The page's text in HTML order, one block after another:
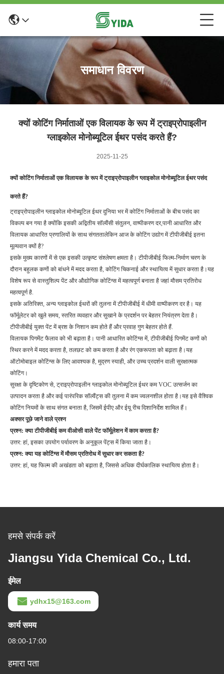
समाधान विवरण
क्यों कोटिंग निर्माताओं एक विलायक के रूप में ट्राइप्रोपाइलीन
ग्लाइकोल मोनोब्यूटिल ईथर पसंद करते हैं?
2025-11-25
क्यों कोटिंग निर्माताओं एक विलायक के रूप में ट्राइप्रोपाइलीन ग्लाइकोल मोनोब्यूटिल ईथर पसंद
करते हैं?
ट्राइप्रोपाइलीन ग्लाइकोल मोनोब्यूटिल ईथर दुनिया भर में कोटिंग निर्माताओं के बीच पसंद का
विकल्प बन गया है क्योंकि इसकी अद्वितीय सॉल्वैंसी संतुलन, वाष्पीकरण दर,पानी आधारित और
विलायक आधारित प्रणालियों के साथ संगततालेकिन आज के कोटिंग उद्योग में टीपीजीबीई इतना
मूल्यवान क्यों है?
इसके मुख्य कारणों में से एक इसकी उत्कृष्ट संश्लेषण क्षमता है। टीपीजीबीई फिल्म-निर्माण चरण के
दौरान बहुलक कणों को बांधने में मदद करता है, कोटिंग चिकनाई और स्थायित्व में सुधार करता है।यह
विशेष रूप से वास्तुशिल्प पेंट और औद्योगिक कोटिंग्स में महत्वपूर्ण बनाता है जहां मौसम प्रतिरोध
महत्वपूर्ण है.
इसके अतिरिक्त, अन्य ग्लाइकोल ईथरों की तुलना में टीपीजीबीई में धीमी वाष्पीकरण दर है। यह
फॉर्मूलेटर को खुले समय, स्तरित व्यवहार और सुखाने के प्रदर्शन पर बेहतर नियंत्रण देता है।
टीपीजीबीई युक्त पेंट में ब्रश के निशान कम होते हैं और प्रवाह गुण बेहतर होते हैं.
विलायक पिगमेंट फैलाव को भी बढ़ाता है। पानी आधारित कोटिंग्स में, टीपीजीबीई पिगमेंट कणों को
स्थिर करने में मदद करता है, तलछट को कम करता है और रंग एकरूपता को बढ़ाता है।यह
ऑटोमोबाइल कोटिंग्स के लिए आवश्यक है, मुद्रण स्याही, और उच्च प्रदर्शन वाली सुरक्षात्मक
कोटिंग।
सुरक्षा के दृष्टिकोण से, ट्राइप्रोपाइलीन ग्लाइकोल मोनोब्यूटिल ईथर कम VOC उत्सर्जन का
उत्पादन करता है और कई पारंपरिक सॉल्वैंट्स की तुलना में कम ज्वलनशील होता है।यह इसे वैश्विक
कोटिंग नियमों के साथ संगत बनाता है, जिसमें ईपीए और ईयू रीच दिशानिर्देश शामिल हैं।
अक्सर पूछे जाने वाले प्रश्न
प्रश्न: क्या टीपीजीबीई कम वीओसी वाले पेंट फॉर्मूलेशन में काम करता है?
उत्तर: हां, इसका उपयोग पर्यावरण के अनुकूल पेंट्स में किया जाता है।
प्रश्न: क्या यह कोटिंग्स में मौसम प्रतिरोध में सुधार कर सकता है?
उत्तर: हां, यह फिल्म की अखंडता को बढ़ाता है, जिससे अधिक दीर्घकालिक स्थायित्व होता है।
हमसे संपर्क करें
Jiangsu Yida Chemical Co., Ltd.
ईमेल
ydhx15@163.com
कार्य समय
08:00-17:00
हमारा पता